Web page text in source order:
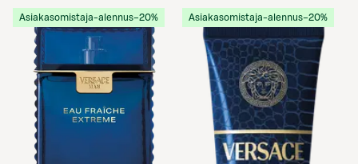
Asiakasomistaja-alennus−20% Asiakasomistaja-alennus−20%